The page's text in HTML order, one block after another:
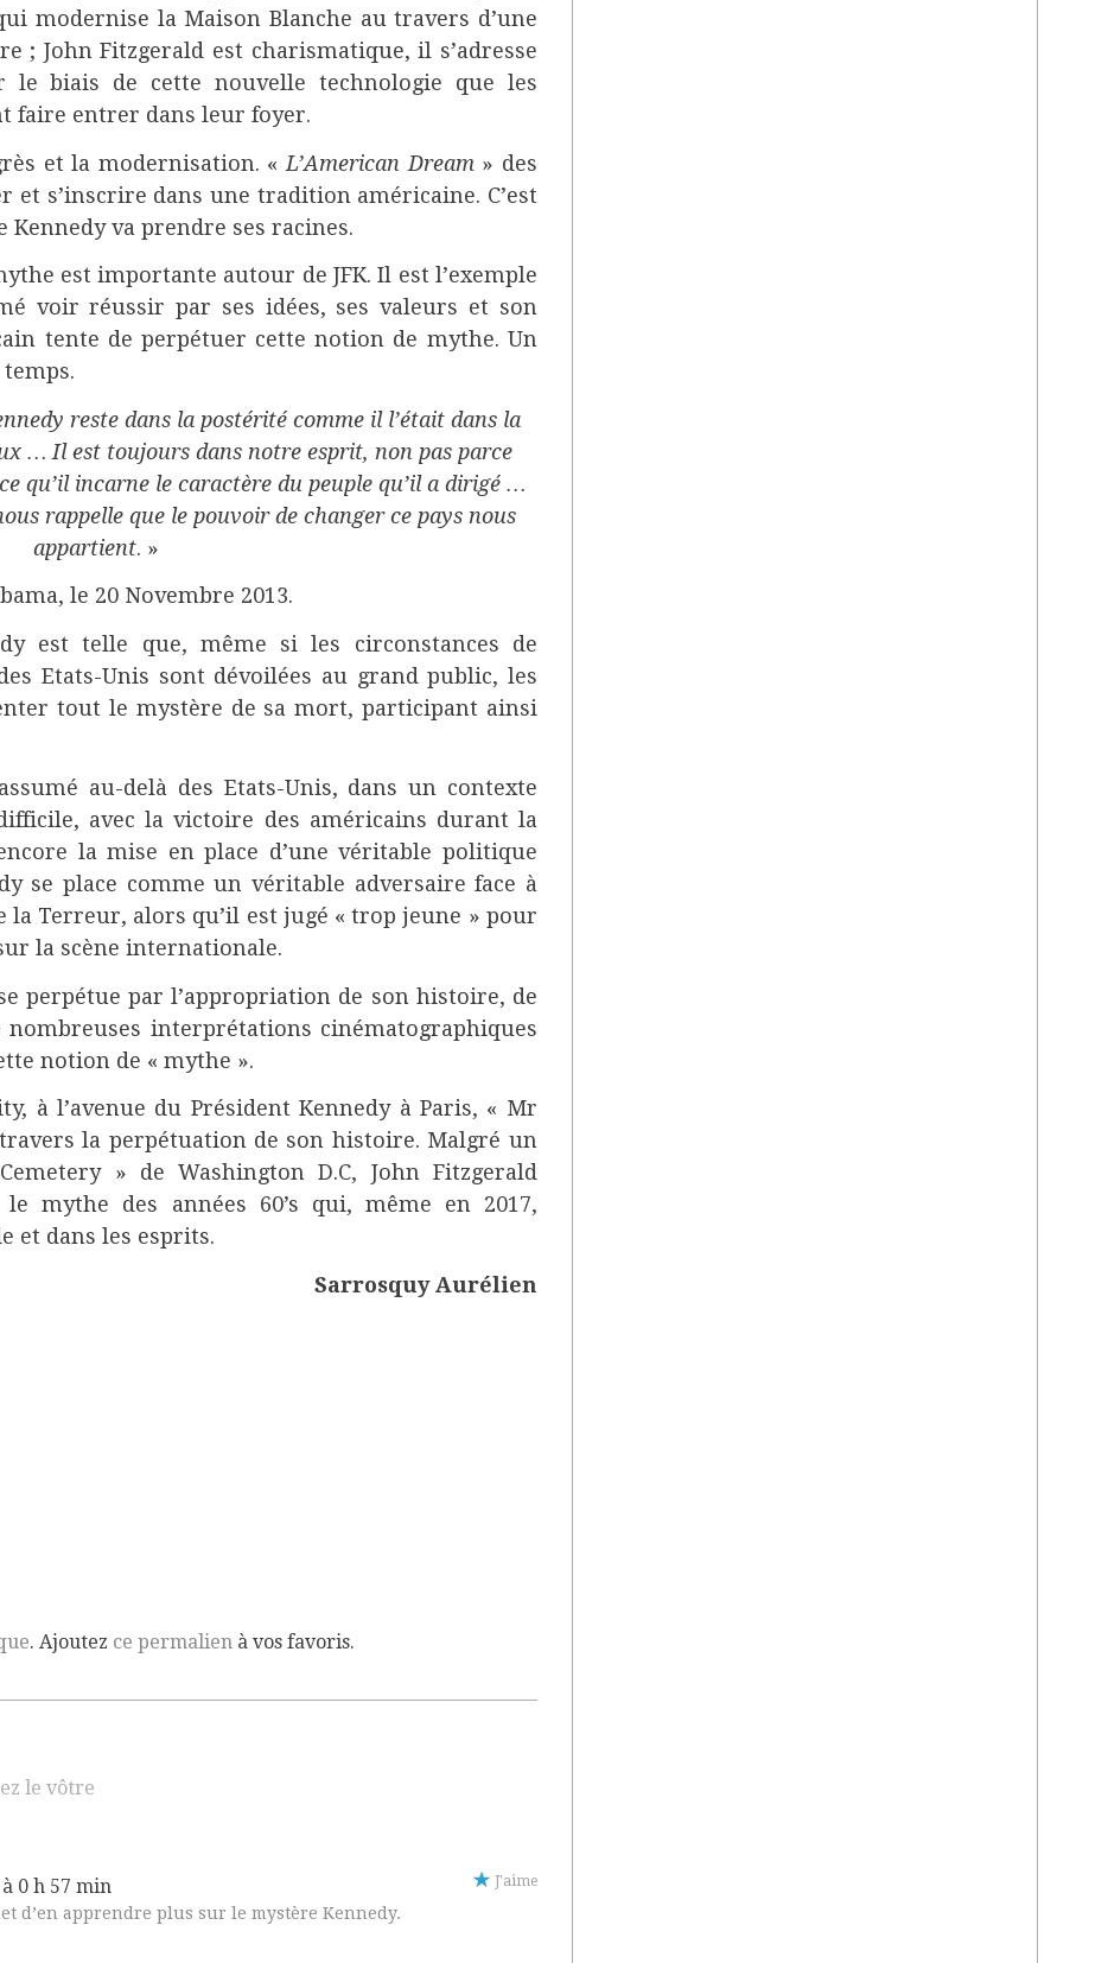
modernise la Maison Blanche au travers d’une
; John Fitzgerald est charismatique, il s’adresse
le biais de cette nouvelle technologie que les
faire entrer dans leur foyer.
et la modernisation. « L’American Dream» des
et s’inscrire dans une tradition américaine. C’est
Kennedy va prendre ses racines.
est importante autour de JFK. Il est l’exemple
voir réussir par ses idées, ses valeurs et son
tente de perpétuer cette notion de mythe. Un
reste dans la postérité comme il l’était dans la
… Il est toujours dans notre esprit, non pas parce
qu’il incarne le caractère du peuple qu’il a dirigé …
rappelle que le pouvoir de changer ce pays nous
appartient. »
le 20 Novembre 2013.
est telle que, même si les circonstances de
Etats-Unis sont dévoilées au grand public, les
tout le mystère de sa mort, participant ainsi
au-delà des Etats-Unis, dans un contexte
avec la victoire des américains durant la
la mise en place d’une véritable politique
se place comme un véritable adversaire face à
la Terreur, alors qu’il est jugé « trop jeune » pour
la scène internationale.
perpétue par l’appropriation de son histoire, de
interprétations cinématographiques
notion de « mythe ».
à l’avenue du Président Kennedy à Paris, « Mr
la perpétuation de son histoire. Malgré un
» de Washington D.C, John Fitzgerald
mythe des années 60’s qui, même en 2017,
et dans les esprits.
Sarrosquy Aurélien
. Ajoutez ce permalien à vos favoris.
le vôtre
0 h 57 min
d’en apprendre plus sur le mystère Kennedy.
J'aime